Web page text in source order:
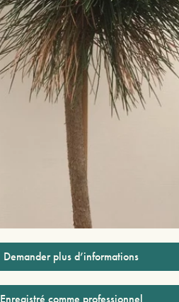
Demander plus d’informations
Enregistré comme professionnel